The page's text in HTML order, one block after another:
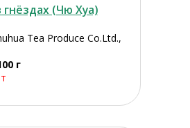
гнёздах (Чю Хуа)
Tea Produce Co.Ltd.,
г